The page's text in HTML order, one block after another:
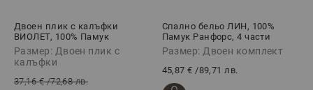
Двоен плик с калъфки
ВИОЛЕТ, 100% Памук
Ранфорс, 3 части
Размер: Двоен плик с
калъфки
37,16 €/72,68 лв.
Спално бельо ЛИН, 100%
Памук Ранфорс, 4 части
Размер: Двоен комплект
45,87 € /89,71 лв.